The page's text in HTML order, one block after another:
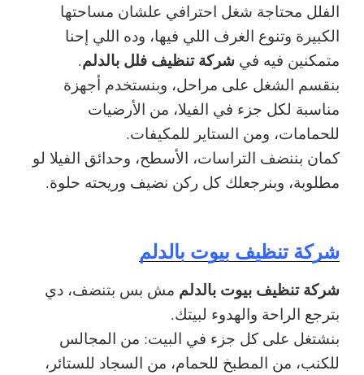
الفلل محتاجة شغل احترافي علشان مساحتها
الكبيرة وتنوع الغرف اللي فيها، وده اللي إحنا
متمكنين فيه في شركة تنظيف فلل بالدلم.
بنقسم الشغل على مراحل، وبنستخدم أجهزة
مناسبة لكل جزء في الفيلا، من الأرضيات
للحمامات، ومن الستاير للمكيفات.
كمان بننضف التراسات، الأسطح، وحدائق الفيلا لو
مطلوبة، وبنرجعلك كل ركن نضيف وريحته حلوة.
شركة تنظيف بيوت بالدلم
شركة تنظيف بيوت بالدلم مش بس بتنضف، دي
بترجع الراحة والهدوء لبيتك.
بنشتغل على كل جزء في البيت: من المجالس
للكنب، من المطبخ للحمام، من السجاد للستائر،